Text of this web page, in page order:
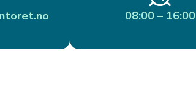
08:00 – 16:00